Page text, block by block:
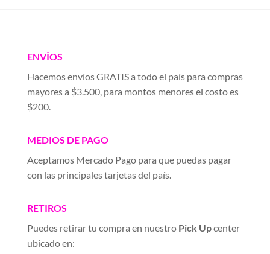
ENVÍOS
Hacemos envíos GRATIS a todo el país para compras
mayores a $3.500, para montos menores el costo es
$200.
MEDIOS DE PAGO
Aceptamos Mercado Pago para que puedas pagar
con las principales tarjetas del país.
RETIROS
Puedes retirar tu compra en nuestro Pick Upcenter
ubicado en: